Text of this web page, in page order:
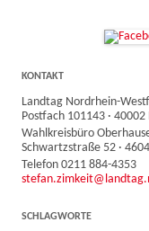
KONTAKT
Landtag Nordrhein-
Postfach 101143 ·
Wahlkreisbüro
Schwartzstraße 52 ·
Telefon 0211 884-4353
SCHLAGWORTE